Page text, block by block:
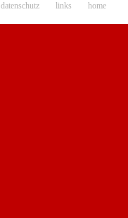
datenschutz links home